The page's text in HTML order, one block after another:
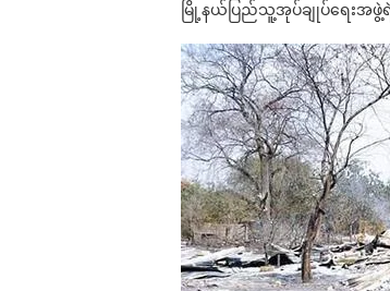
မြို့နယ်ပြည်သူ့အုပ်ချုပ်ရေးအ